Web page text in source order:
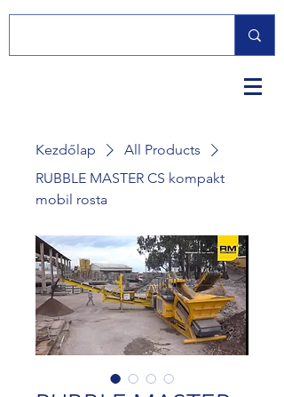
Kezdőlap
All Products
RUBBLE MASTER CS kompakt
mobil rosta